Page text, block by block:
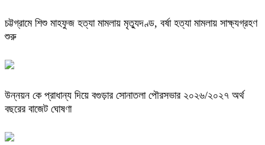
চট্টগ্রামে শিশু মাহফুজ হত্যা মামলায় মৃত্যুদণ্ড, বর্ষা হত্যা মামলায় সাক্ষ্যগ্রহণ
শুরু
উন্নয়ন কে প্রাধান্য দিয়ে বগুড়ার সোনাতলা পৌরসভার ২০২৬/২০২৭ অর্থ
বছরের বাজেট ঘোষণা